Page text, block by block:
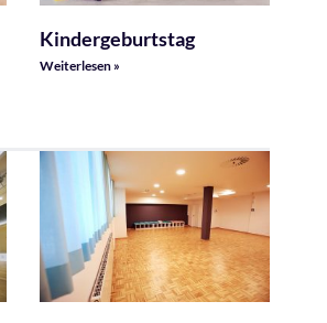
Kindergeburtstag
Weiterlesen »